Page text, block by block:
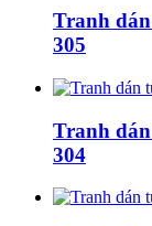
Tranh
305
Tranh
304